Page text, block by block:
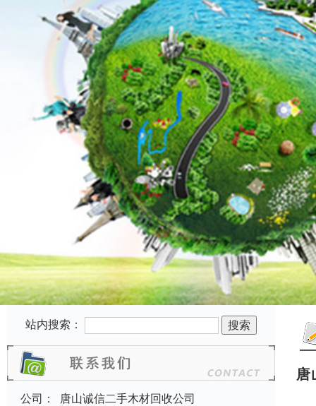
站内搜索：
公司：
唐山诚信二手木材回收公司
唐